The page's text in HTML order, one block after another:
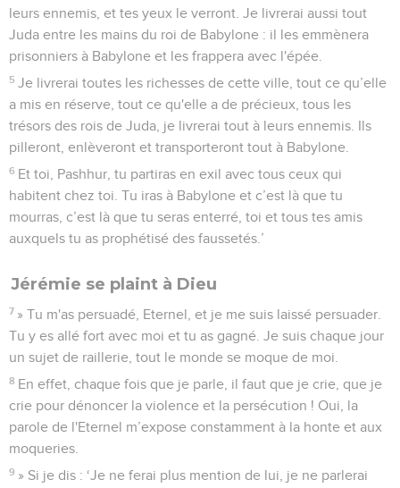
leurs ennemis, et tes yeux le verront. Je livrerai aussi tout
Juda entre les mains du roi de Babylone : il les emmènera
prisonniers à Babylone et les frappera avec l'épée.
5 Je livrerai toutes les richesses de cette ville, tout ce qu’elle
a mis en réserve, tout ce qu'elle a de précieux, tous les
trésors des rois de Juda, je livrerai tout à leurs ennemis. Ils
pilleront, enlèveront et transporteront tout à Babylone.
6 Et toi, Pashhur, tu partiras en exil avec tous ceux qui
habitent chez toi. Tu iras à Babylone et c’est là que tu
mourras, c’est là que tu seras enterré, toi et tous tes amis
auxquels tu as prophétisé des faussetés.’
Jérémie se plaint à Dieu
7 » Tu m'as persuadé, Eternel, et je me suis laissé persuader.
Tu y es allé fort avec moi et tu as gagné. Je suis chaque jour
un sujet de raillerie, tout le monde se moque de moi.
8 En effet, chaque fois que je parle, il faut que je crie, que je
crie pour dénoncer la violence et la persécution ! Oui, la
parole de l'Eternel m’expose constamment à la honte et aux
moqueries.
9 » Si je dis : ‘Je ne ferai plus mention de lui, je ne parlerai